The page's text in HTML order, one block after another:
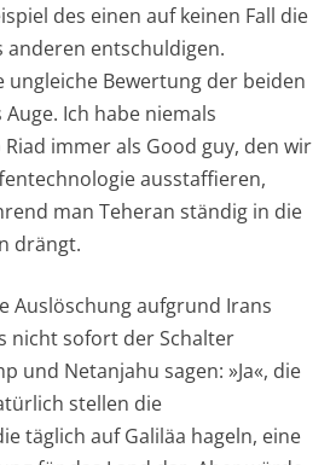
des einen auf keinen Fall die
anderen entschuldigen.
Bewertung der beiden
Ich habe niemals
immer als Good guy, den wir
ausstaffieren,
man Teheran ständig in die
drängt.
Auslöschung aufgrund Irans
nicht sofort der Schalter
und Netanjahu sagen: »Ja«, die
stellen die
täglich auf Galiläa hageln, eine